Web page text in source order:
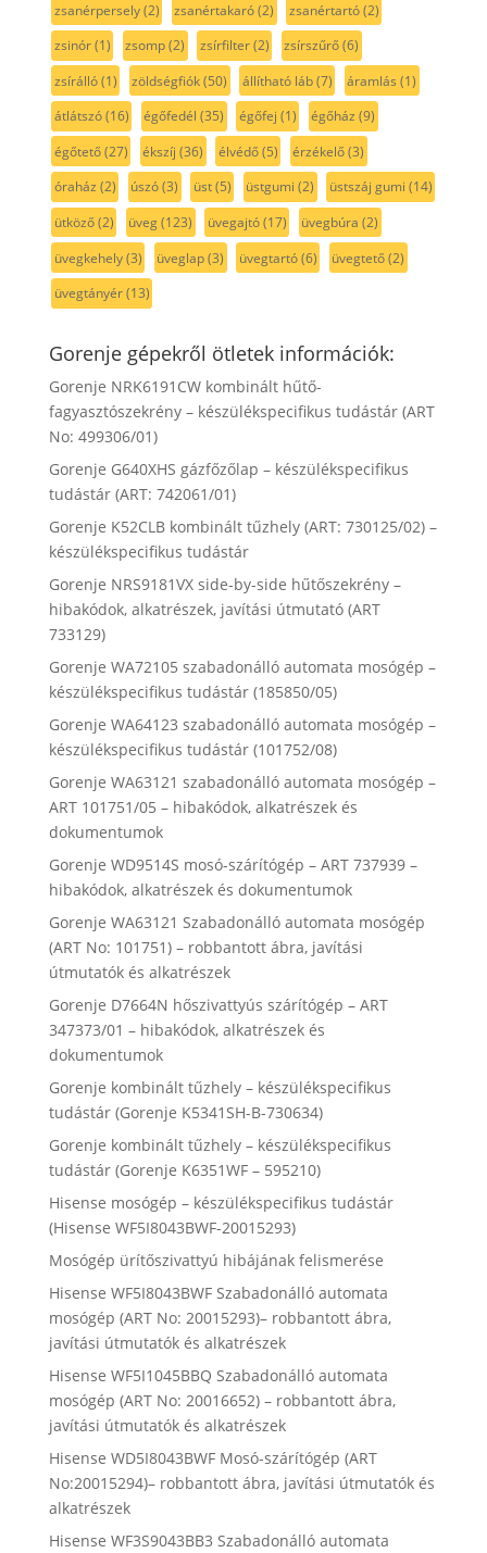
zsanérpersely(2) zsanértakaró(2) zsanértartó(2)
zsinór(1) zsomp(2) zsírfilter(2) zsírszűrő(6)
zsírálló(1) zöldségfiók(50) állítható láb(7) áramlás (1)
átlátszó(16) égőfedél (35) égőfej (1) égőház (9)
égőtető(27) ékszíj (36) élvédő(5) érzékelő(3)
óraház (2) úszó(3) üst(5) üstgumi (2) üstszáj gumi (14)
ütköző(2) üveg(123) üvegajtó(17) üvegbúra (2)
üvegkehely(3) üveglap(3) üvegtartó(6) üvegtető(2)
üvegtányér(13)
Gorenje gépekről ötletek információk:
Gorenje NRK6191CW kombinált hűtő-
fagyasztószekrény – készülékspecifikus tudástár (ART
No: 499306/01)
Gorenje G640XHS gázfőzőlap – készülékspecifikus
tudástár (ART: 742061/01)
Gorenje K52CLB kombinált tűzhely (ART: 730125/02) –
készülékspecifikus tudástár
Gorenje NRS9181VX side-by-side hűtőszekrény –
hibakódok, alkatrészek, javítási útmutató (ART
733129)
Gorenje WA72105 szabadonálló automata mosógép –
készülékspecifikus tudástár (185850/05)
Gorenje WA64123 szabadonálló automata mosógép –
készülékspecifikus tudástár (101752/08)
Gorenje WA63121 szabadonálló automata mosógép –
ART 101751/05 – hibakódok, alkatrészek és
dokumentumok
Gorenje WD9514S mosó-szárítógép – ART 737939 –
hibakódok, alkatrészek és dokumentumok
Gorenje WA63121 Szabadonálló automata mosógép
(ART No: 101751) – robbantott ábra, javítási
útmutatók és alkatrészek
Gorenje D7664N hőszivattyús szárítógép – ART
347373/01 – hibakódok, alkatrészek és
dokumentumok
Gorenje kombinált tűzhely – készülékspecifikus
tudástár (Gorenje K5341SH-B-730634)
Gorenje kombinált tűzhely – készülékspecifikus
tudástár (Gorenje K6351WF – 595210)
Hisense mosógép – készülékspecifikus tudástár
(Hisense WF5I8043BWF-20015293)
Mosógép ürítőszivattyú hibájának felismerése
Hisense WF5I8043BWF Szabadonálló automata
mosógép (ART No: 20015293)– robbantott ábra,
javítási útmutatók és alkatrészek
Hisense WF5I1045BBQ Szabadonálló automata
mosógép (ART No: 20016652) – robbantott ábra,
javítási útmutatók és alkatrészek
Hisense WD5I8043BWF Mosó-szárítógép (ART
No:20015294)– robbantott ábra, javítási útmutatók és
alkatrészek
Hisense WF3S9043BB3 Szabadonálló automata